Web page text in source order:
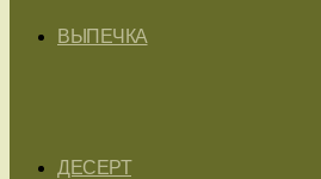
ВЫПЕЧКА
ДЕСЕРТ